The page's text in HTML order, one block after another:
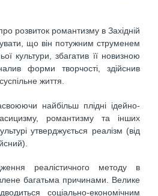
розвиток романтизму в Західній
що він потужним струменем
культури, збагатив її новизною
форми творчості, здійснив
життя.
найбільш плідні ідейно-
романтизму та інших
утверджується реалізм (від
реалістичного методу в
багатьма причинами. Велике
соціально-економічним